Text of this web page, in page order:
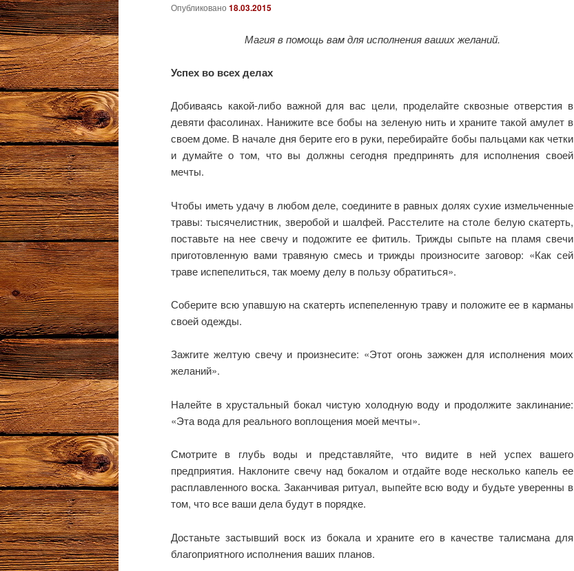
Опубликовано 18.03.2015
Магия в помощь вам для исполнения ваших желаний.
Успех во всех делах
Добиваясь какой-либо важной для вас цели, проделайте сквозные отверстия в
девяти фасолинах. Нанижите все бобы на зеленую нить и храните такой амулет в
своем доме. В начале дня берите его в руки, перебирайте бобы пальцами как четки
и думайте о том, что вы должны сегодня предпринять для исполнения своей
мечты.
Чтобы иметь удачу в любом деле, соедините в равных долях сухие измельченные
травы: тысячелистник, зверобой и шалфей. Расстелите на столе белую скатерть,
поставьте на нее свечу и подожгите ее фитиль. Трижды сыпьте на пламя свечи
приготовленную вами травяную смесь и трижды произносите заговор: «Как сей
траве испепелиться, так моему делу в пользу обратиться».
Соберите всю упавшую на скатерть испепеленную траву и положите ее в карманы
своей одежды.
Зажгите желтую свечу и произнесите: «Этот огонь зажжен для исполнения моих
желаний».
Налейте в хрустальный бокал чистую холодную воду и продолжите заклинание:
«Эта вода для реального воплощения моей мечты».
Смотрите в глубь воды и представляйте, что видите в ней успех вашего
предприятия. Наклоните свечу над бокалом и отдайте воде несколько капель ее
расплавленного воска. Заканчивая ритуал, выпейте всю воду и будьте уверенны в
том, что все ваши дела будут в порядке.
Достаньте застывший воск из бокала и храните его в качестве талисмана для
благоприятного исполнения ваших планов.